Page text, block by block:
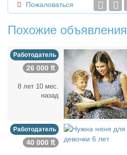
Пожаловаться
Похожие объявления
Работодатель
26 000 ₶
8 лет 10 мес.
назад
Работодатель
40 000 ₶